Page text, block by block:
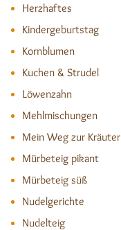
Herzhaftes
Kindergeburtstag
Kornblumen
Kuchen & Strudel
Löwenzahn
Mehlmischungen
Mein Weg zur
Mürbeteig pikant
Mürbeteig süß
Nudelgerichte
Nudelteig